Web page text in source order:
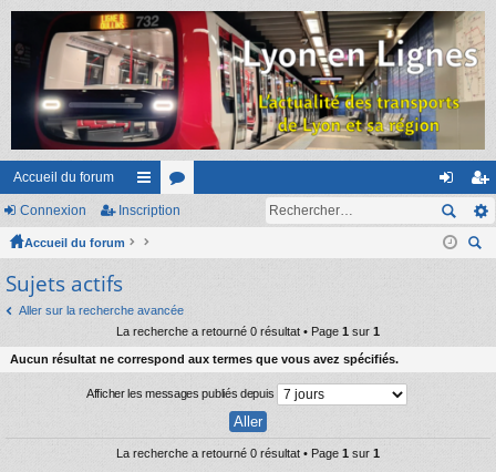
Accueil du forum
ac
co
ci
s
or
s
on
ne
ns
cri
Connexion Inscription
Accueil du forum
Sujets actifs
Aller sur la recherche avancée
La recherche a retourné 0 résultat • Page 1 sur 1
Aucun résultat ne correspond aux termes que vous avez spécifiés.
Afficher les messages publiés depuis
La recherche a retourné 0 résultat • Page 1 sur 1